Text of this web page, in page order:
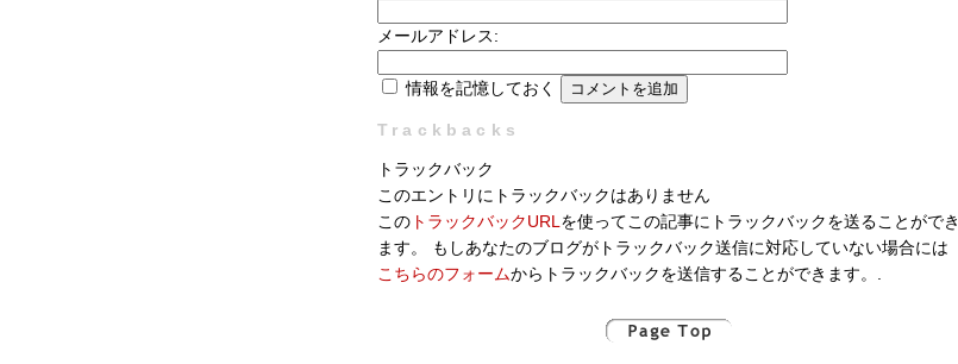
メールアドレス:
情報を記憶しておく
Trackbacks
トラックバック
このエントリにトラックバックはありません
この トラックバックURL を使ってこの記事にトラックバックを送ることができ
ます。 もしあなたのブログがトラックバック送信に対応していない場合には
こちらのフォームからトラックバックを送信することができます。.